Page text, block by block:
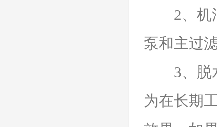
2、机油
泵和主过
3、脱水
为在长期